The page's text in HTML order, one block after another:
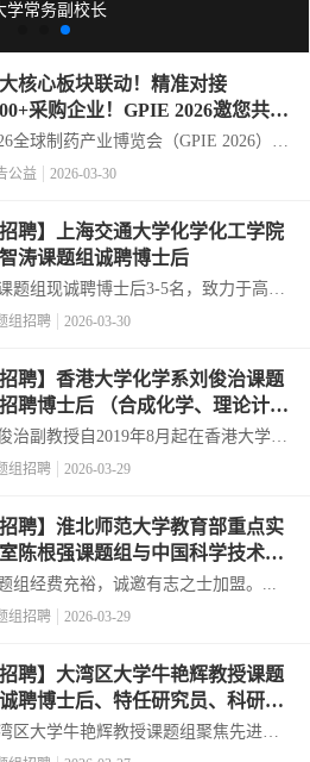
学常务副校长
核心板块联动！精准对接
采购企业！GPIE 2026邀您共赴
盛会！共拓出海新生态！
全球制药产业博览会（GPIE 2026），
9月11–13日在苏州国际博览中心举
制药全产业链资源。 ...
公益 2026-03-30
招聘】上海交通大学化学化工学院
涛课题组诚聘博士后
题组现诚聘博士后3-5名，致力于高分
料合成、化学、器件微纳加工、微电
（拟）毕业生联系zhangzhitao@sjtu.e...
组招聘 2026-03-30
招聘】香港大学化学系刘俊治课题
聘博士后 （合成化学、理论计
治副教授自2019年8月起在香港大学化
及合成化学全国重点实验室开展独立
，邮件标题请注明“姓名+申...
组招聘 2026-03-29
招聘】淮北师范大学教育部重点实
陈根强课题组与中国科学技术大
汉民教授联合招收师资博士后、
教师、科研助理和研究生
组经费充裕，诚邀有志之士加盟。...
组招聘 2026-03-29
招聘】大湾区大学牛艳辉教授课题
聘博士后、特任研究员、科研助
区大学牛艳辉教授课题组聚焦先进结
能一体化智能响应材料的分子设计、